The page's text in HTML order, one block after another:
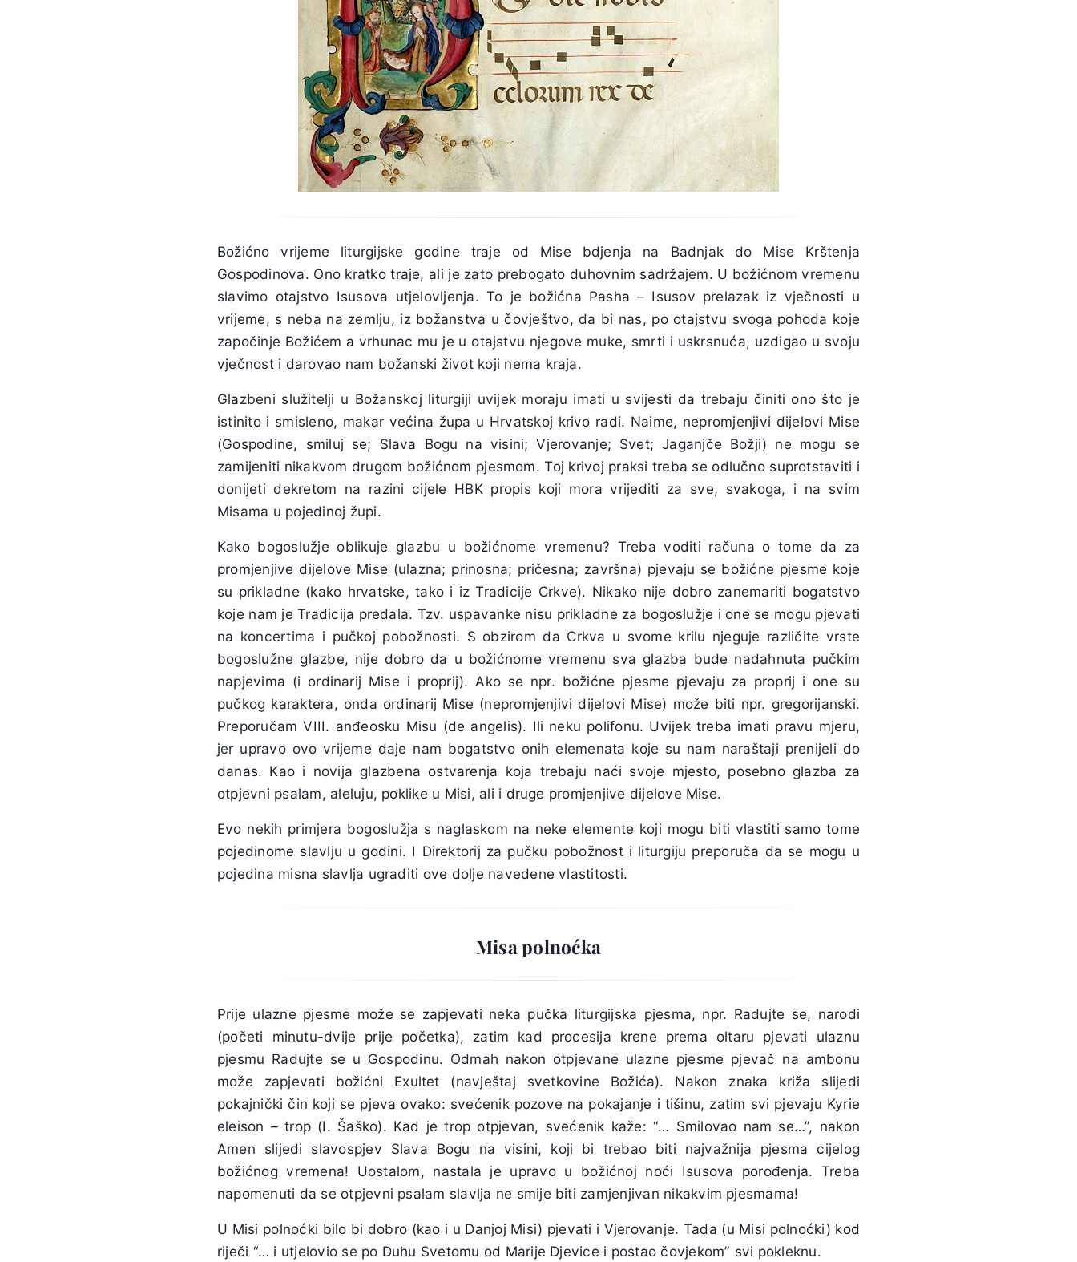
Božićno vrijeme liturgijske godine traje od Mise bdjenja na Badnjak do Mise Krštenja
Gospodinova. Ono kratko traje, ali je zato prebogato duhovnim sadržajem. U božićnom vremenu
slavimo otajstvo Isusova utjelovljenja. To je božićna Pasha – Isusov prelazak iz vječnosti u
vrijeme, s neba na zemlju, iz božanstva u čovještvo, da bi nas, po otajstvu svoga pohoda koje
započinje Božićem a vrhunac mu je u otajstvu njegove muke, smrti i uskrsnuća, uzdigao u svoju
vječnost i darovao nam božanski život koji nema kraja.
Glazbeni služitelji u Božanskoj liturgiji uvijek moraju imati u svijesti da trebaju činiti ono što je
istinito i smisleno, makar većina župa u Hrvatskoj krivo radi. Naime, nepromjenjivi dijelovi Mise
(Gospodine, smiluj se; Slava Bogu na visini; Vjerovanje; Svet; Jaganjče Božji) ne mogu se
zamijeniti nikakvom drugom božićnom pjesmom. Toj krivoj praksi treba se odlučno suprotstaviti i
donijeti dekretom na razini cijele HBK propis koji mora vrijediti za sve, svakoga, i na svim
Misama u pojedinoj župi.
Kako bogoslužje oblikuje glazbu u božićnome vremenu? Treba voditi računa o tome da za
promjenjive dijelove Mise (ulazna; prinosna; pričesna; završna) pjevaju se božićne pjesme koje
su prikladne (kako hrvatske, tako i iz Tradicije Crkve). Nikako nije dobro zanemariti bogatstvo
koje nam je Tradicija predala. Tzv. uspavanke nisu prikladne za bogoslužje i one se mogu pjevati
na koncertima i pučkoj pobožnosti. S obzirom da Crkva u svome krilu njeguje različite vrste
bogoslužne glazbe, nije dobro da u božićnome vremenu sva glazba bude nadahnuta pučkim
napjevima (i ordinarij Mise i proprij). Ako se npr. božićne pjesme pjevaju za proprij i one su
pučkog karaktera, onda ordinarij Mise (nepromjenjivi dijelovi Mise) može biti npr. gregorijanski.
Preporučam VIII. anđeosku Misu (de angelis). Ili neku polifonu. Uvijek treba imati pravu mjeru,
jer upravo ovo vrijeme daje nam bogatstvo onih elemenata koje su nam naraštaji prenijeli do
danas. Kao i novija glazbena ostvarenja koja trebaju naći svoje mjesto, posebno glazba za
otpjevni psalam, aleluju, poklike u Misi, ali i druge promjenjive dijelove Mise.
Evo nekih primjera bogoslužja s naglaskom na neke elemente koji mogu biti vlastiti samo tome
pojedinome slavlju u godini. I Direktorij za pučku pobožnost i liturgiju preporuča da se mogu u
pojedina misna slavlja ugraditi ove dolje navedene vlastitosti.
Misa polnoćka
Prije ulazne pjesme može se zapjevati neka pučka liturgijska pjesma, npr. Radujte se, narodi
(početi minutu-dvije prije početka), zatim kad procesija krene prema oltaru pjevati ulaznu
pjesmu Radujte se u Gospodinu. Odmah nakon otpjevane ulazne pjesme pjevač na ambonu
može zapjevati božićni Exultet (navještaj svetkovine Božića). Nakon znaka križa slijedi
pokajnički čin koji se pjeva ovako: svećenik pozove na pokajanje i tišinu, zatim svi pjevaju Kyrie
eleison – trop (I. Šaško). Kad je trop otpjevan, svećenik kaže: “… Smilovao nam se…”, nakon
Amen slijedi slavospjev Slava Bogu na visini, koji bi trebao biti najvažnija pjesma cijelog
božićnog vremena! Uostalom, nastala je upravo u božićnoj noći Isusova porođenja. Treba
napomenuti da se otpjevni psalam slavlja ne smije biti zamjenjivan nikakvim pjesmama!
U Misi polnoćki bilo bi dobro (kao i u Danjoj Misi) pjevati i Vjerovanje. Tada (u Misi polnoćki) kod
riječi “… i utjelovio se po Duhu Svetomu od Marije Djevice i postao čovjekom” svi pokleknu.